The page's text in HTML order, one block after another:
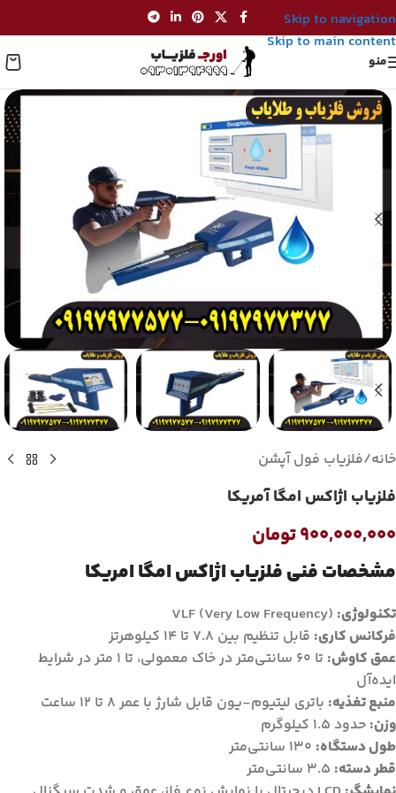
Skip to navigation
Skip to main content
منو
خانه/فلزیاب فول آپشن
فلزیاب اژاکس امگا آمریکا
۹۰۰,۰۰۰,۰۰۰تومان
مشخصات فنی فلزیاب اژاکس امگا امریکا
تکنولوژی:
فرکانس کاری: قابل تنظیم بین 7.8 تا 14 کیلوهرتز
عمق کاوش:
تا 60 سانتی‌متر در خاک معمولی، تا 1 متر در شرایط
ایده‌آل
منبع تغذیه: باتری لیتیوم-یون قابل شارژ با عمر 8 تا 12 ساعت
وزن: حدود 1.5 کیلوگرم
طول دستگاه:
قطر دسته: